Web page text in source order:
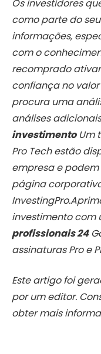
Os investidores
como parte do
informações,
com o
recomprado
confiança no
procura uma
análises
investimentoUm
Pro Tech estão
empresa e
página
investimento com
profissionais 24
assinaturas Pro e
Este artigo foi
por um editor.
obter mais